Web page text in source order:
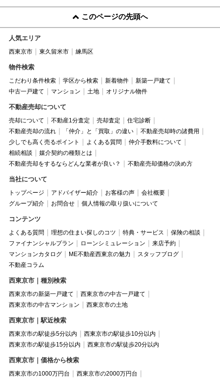
このページの先頭へ
人気エリア
西東京市 東久留米市 練馬区
物件検索
こだわり条件検索 学区から検索 新着物件
新築一戸建て
中古一戸建て
マンション 土地 オリジナル物件
不動産売却について
売却について 不動産1分査定 売却査定
住宅診断
不動産売却の流れ
「仲介」と「買取」の違い
不動産売却時の諸費用
少しでも高く売るポイント
よくある質問
仲介手数料について
相続相談
媒介契約の種類とは
不動産売却をするならどんな業者が良い？
不動産売却価格の決め方
当社について
トップページ アドバイザー紹介 お客様の声
会社概要
グループ紹介
お問合せ 個人情報の取り扱いについて
コンテンツ
よくある質問 理想の住まい探しのコツ 特典・サービス
保険の相談
ファイナンシャルプラン
ローンシミュレーション
来店予約
マンションカタログ
ME不動産西東京の魅力
スタッフブログ
不動産コラム
西東京市｜種別検索
西東京市の新築一戸建て
西東京市の中古一戸建て
西東京市の中古マンション
西東京市の土地
西東京市｜駅近検索
西東京市の駅徒歩5分以内
西東京市の駅徒歩10分以内
西東京市の駅徒歩15分以内
西東京市の駅徒歩20分以内
西東京市｜価格から検索
西東京市の1000万円台
西東京市の2000万円台